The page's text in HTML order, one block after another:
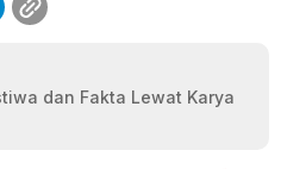
dan Fakta Lewat Karya